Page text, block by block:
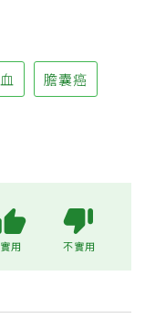
膽囊癌
實用 不實用